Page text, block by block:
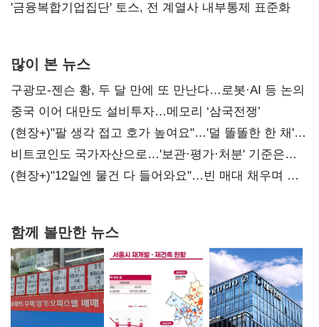
'금융복합기업집단' 토스, 전 계열사 내부통제 표준화
많이 본 뉴스
구광모-젠슨 황, 두 달 만에 또 만난다…로봇·AI 등 논의
중국 이어 대만도 설비투자…메모리 ‘삼국전쟁’
(현장+)"팔 생각 접고 호가 높여요"…'덜 똘똘한 한 채'
20억 키맞추기
비트코인도 국가자산으로…'보관·평가·처분' 기준은
숙제
(현장+)"12일엔 물건 다 들어와요"…빈 매대 채우며 문
함께 볼만한 뉴스